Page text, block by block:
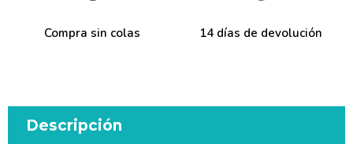
Compra sin colas 14 días de devolución
Descripción